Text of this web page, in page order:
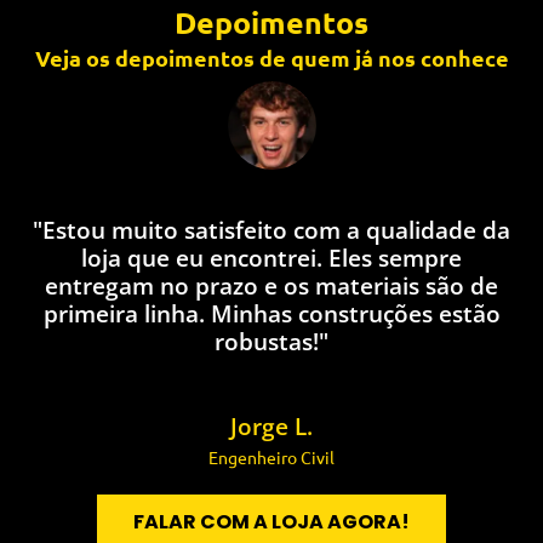
Depoimentos
Veja os depoimentos de quem já nos conhece
"Estou muito satisfeito com a qualidade da
loja que eu encontrei. Eles sempre
entregam no prazo e os materiais são de
primeira linha. Minhas construções estão
robustas!"
Jorge L.
Engenheiro Civil
FALAR COM A LOJA AGORA!